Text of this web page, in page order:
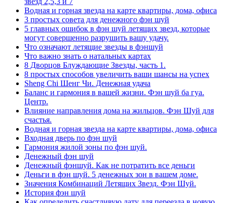
Водная и горная звезда на карте квартиры, дома, офиса
3 простых совета для денежного фэн шуй
5 главных ошибок в фэн шуй летящих звезд, которые
могут совершенно разрушить вашу удачу.
Что означают летящие звезды в фэншуй
Что важно знать о натальных картах
8 Дворцов Блуждающие Звезды, часть 1.
8 простых способов увеличить ваши шансы на успех
Sheng Chi Шенг Чи. Денежная удача
Баланс и гармония в вашей жизни. Фэн шуй ба гуа.
Центр.
Влияние направления дома на жильцов. Фэн Шуй для
счастья.
Водная и горная звезда на карте квартиры, дома, офиса
Входная дверь по фэн шуй
Гармония жилой зоны по фэн шуй.
Денежный фэн шуй
Денежный фэншуй. Как не потратить все деньги
Деньги в фэн шуй. 5 денежных зон в вашем доме.
Значения Комбинаций Летящих Звезд. Фэн Шуй.
История фэн шуй